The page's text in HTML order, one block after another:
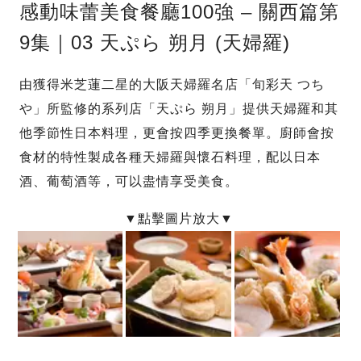
感動味蕾美食餐廳100強 – 關西篇第
9集｜03 天ぷら 朔月 (天婦羅)
由獲得米芝蓮二星的大阪天婦羅名店「旬彩天 つち
や」所監修的系列店「天ぷら 朔月」提供天婦羅和其
他季節性日本料理，更會按四季更換餐單。廚師會按
食材的特性製成各種天婦羅與懷石料理，配以日本
酒、葡萄酒等，可以盡情享受美食。